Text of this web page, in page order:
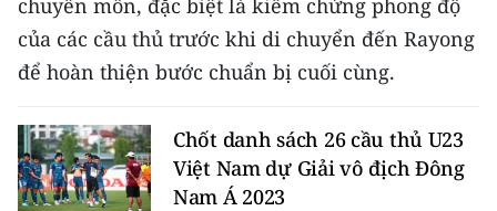
Media Xã hội
Media Pháp luật
Media Du lịch
Media Thế giới
chuyên môn, đặc biệt là kiểm chứng phong độ
của các cầu thủ trước khi di chuyển đến Rayong
để hoàn thiện bước chuẩn bị cuối cùng.
Chốt danh sách 26 cầu thủ U23
Việt Nam dự Giải vô địch Đông
Nam Á 2023